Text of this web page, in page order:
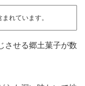
れています。
させる郷土菓子が数